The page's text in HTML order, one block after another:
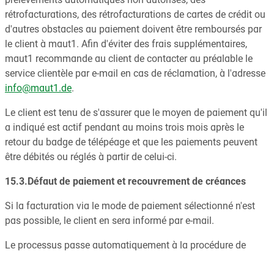
rétrofacturations, des rétrofacturations de cartes de crédit ou
d'autres obstacles au paiement doivent être remboursés par
le client à maut1. Afin d'éviter des frais supplémentaires,
maut1 recommande au client de contacter au préalable le
service clientèle par e-mail en cas de réclamation, à l'adresse
info@maut1.de.
Le client est tenu de s'assurer que le moyen de paiement qu'il
a indiqué est actif pendant au moins trois mois après le
retour du badge de télépéage et que les paiements peuvent
être débités ou réglés à partir de celui-ci.
15.3.Défaut de paiement et recouvrement de créances
Si la facturation via le mode de paiement sélectionné n'est
pas possible, le client en sera informé par e-mail.
Le processus passe automatiquement à la procédure de